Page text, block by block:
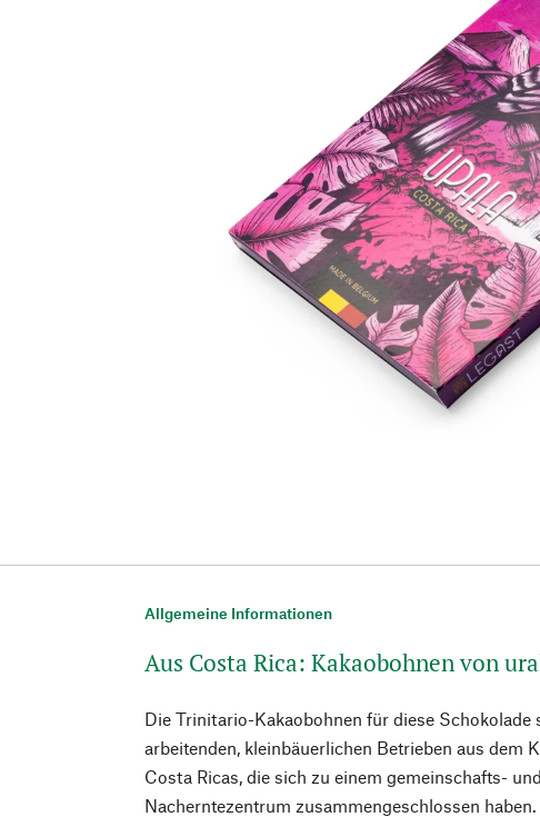
Allgemeine Informationen
Aus Costa Rica: Kakaobohnen von
Die Trinitario-Kakaobohnen für diese
arbeitenden, kleinbäuerlichen Betrieben aus dem
Costa Ricas, die sich zu einem gemeinschafts-
Nacherntezentrum zusammengeschlossen